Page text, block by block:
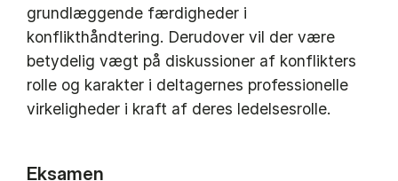
grundlæggende færdigheder i
konflikthåndtering. Derudover vil der være
betydelig vægt på diskussioner af konflikters
rolle og karakter i deltagernes professionelle
virkeligheder i kraft af deres ledelsesrolle.
Eksamen